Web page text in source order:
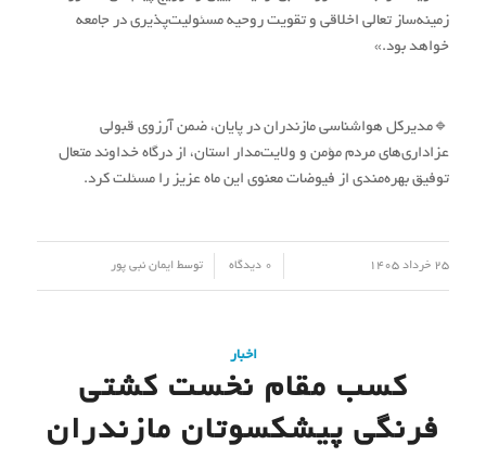
زمینه‌ساز تعالی اخلاقی و تقویت روحیه مسئولیت‌پذیری در جامعه
خواهد بود.»
🔹مدیرکل هواشناسی مازندران در پایان، ضمن آرزوی قبولی
عزاداری‌های مردم مؤمن و ولایت‌مدار استان، از درگاه خداوند متعال
توفیق بهره‌مندی از فیوضات معنوی این ماه عزیز را مسئلت کرد.
25 خرداد 1405 0 دیدگاه توسط ایمان نبی پور
اخبار
کسب مقام نخست کشتی
فرنگی پیشکسوتان مازندران